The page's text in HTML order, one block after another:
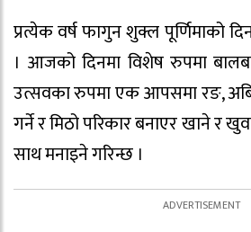
प्रत्येक वर्ष फागुन शुक्ल पूर्णिमाको
। आजको दिनमा विशेष रुपमा
उत्सवका रुपमा एक आपसमा रङ,
गर्ने र मिठो परिकार बनाएर खाने र
साथ मनाइने गरिन्छ ।